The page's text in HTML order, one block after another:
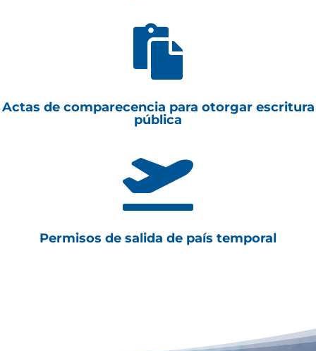

Actas de comparecencia para otorgar escritura
pública

Permisos de salida de país temporal